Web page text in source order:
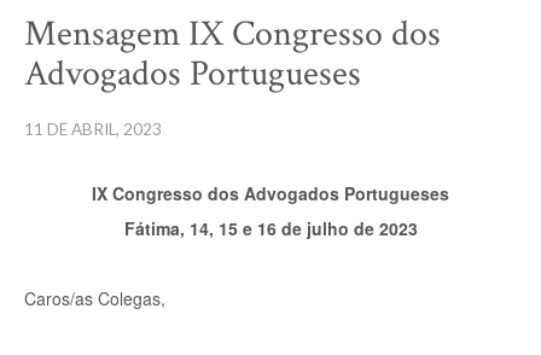
Mensagem IX Congresso dos
Advogados Portugueses
11 DE ABRIL, 2023
IX Congresso dos Advogados Portugueses
Fátima, 14, 15 e 16 de julho de 2023
Caros/as Colegas,